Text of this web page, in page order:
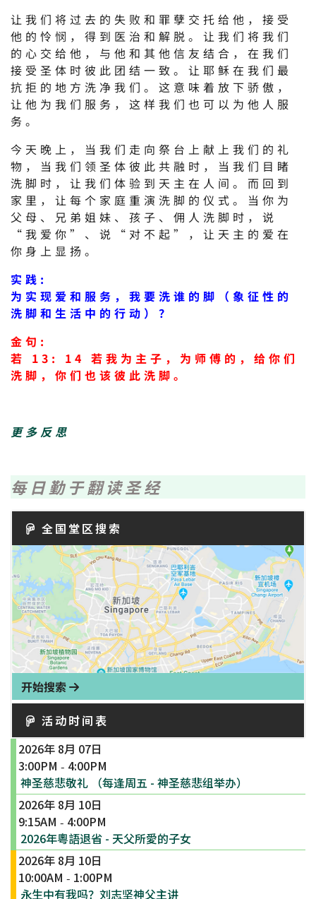
让我们将过去的失败和罪孽交托给他，接受
他的怜悯，得到医治和解脱。让我们将我们
的心交给他，与他和其他信友结合，在我们
接受圣体时彼此团结一致。让耶稣在我们最
抗拒的地方洗净我们。这意味着放下骄傲，
让他为我们服务，这样我们也可以为他人服
务。
今天晚上，当我们走向祭台上献上我们的礼
物，当我们领圣体彼此共融时，当我们目睹
洗脚时，让我们体验到天主在人间。而回到
家里，让每个家庭重演洗脚的仪式。当你为
父母、兄弟姐妹、孩子、佣人洗脚时，说
“我爱你”、说“对不起”，让天主的爱在
你身上显扬。
实践:
为实现爱和服务，我要洗谁的脚（象征性的
洗脚和生活中的行动）？
金句:
若 13: 14 若我为主子，为师傅的，给你们
洗脚，你们也该彼此洗脚。
更多反思
每日勤于翻读圣经
全国堂区搜索
开始搜索
活动时间表
2026年 8月 07日
3:00PM - 4:00PM
神圣慈悲敬礼 （每逢周五 - 神圣慈悲组举办）
2026年 8月 10日
9:15AM - 4:00PM
2026年粵語退省 - 天父所愛的子女
2026年 8月 10日
10:00AM - 1:00PM
永生中有我吗？刘志坚神父主讲